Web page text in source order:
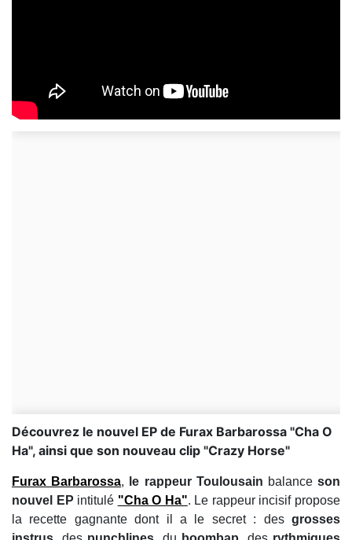
Découvrez le nouvel EP de Furax Barbarossa "Cha O
Ha", ainsi que son nouveau clip "Crazy Horse"
Furax Barbarossa, le rappeur Toulousain balanceson
nouvel EP intitulé "Cha O Ha". Le rappeur incisif propose
la recette gagnante dont il a le secret : des grosses